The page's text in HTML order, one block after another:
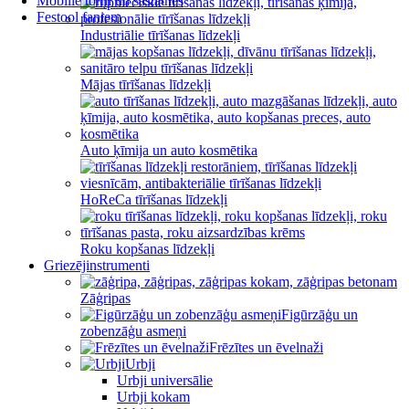
Festool faniem
Industriālie tīrīšanas līdzekļi
Mājas tīrīšanas līdzekļi
Auto ķīmija un auto kosmētika
HoReCa tīrīšanas līdzekļi
Roku kopšanas līdzekļi
Griezējinstrumenti
Zāģripas
Figūrzāģu un
zobenzāģu asmeņi
Frēzītes un ēvelnaži
Urbji
Urbji universālie
Urbji kokam